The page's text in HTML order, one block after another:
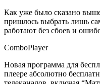
Как уже было сказано
пришлось выбрать лишь
работают без сбоев и
ComboPlayer
Новая программа для
плеере абсолютно